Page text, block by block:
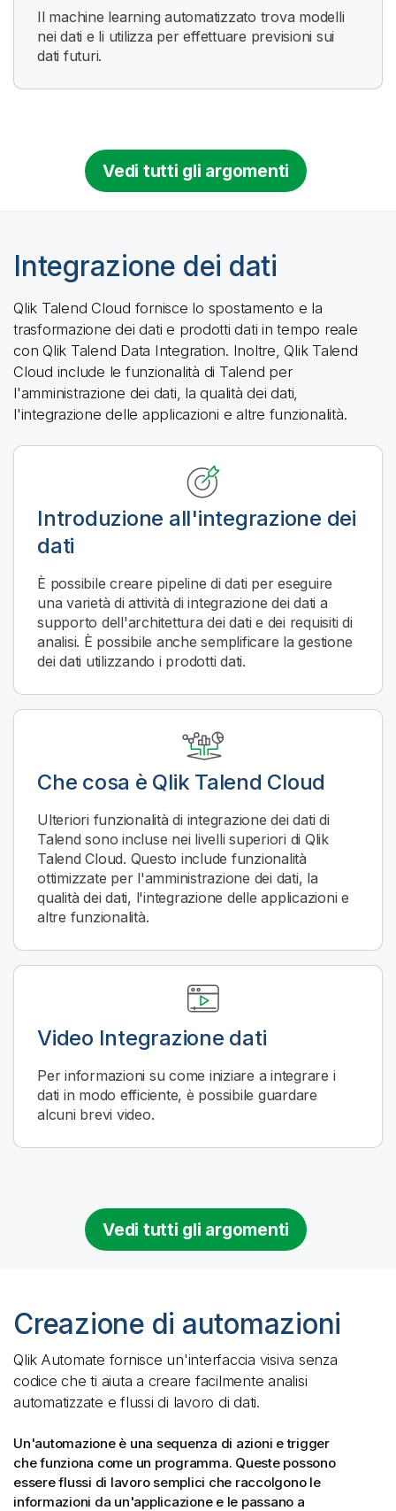
Il machine learning automatizzato trova modelli
nei dati e li utilizza per effettuare previsioni sui
dati futuri.
Vedi tutti gli argomenti
Integrazione dei dati
Qlik Talend Cloud fornisce lo spostamento e la
trasformazione dei dati e prodotti dati in tempo reale
con Qlik Talend Data Integration. Inoltre, Qlik Talend
Cloud include le funzionalità di Talend per
l'amministrazione dei dati, la qualità dei dati,
l'integrazione delle applicazioni e altre funzionalità.
Introduzione all'integrazione dei
dati
È possibile creare pipeline di dati per eseguire
una varietà di attività di integrazione dei dati a
supporto dell'architettura dei dati e dei requisiti di
analisi. È possibile anche semplificare la gestione
dei dati utilizzando i prodotti dati.
Che cosa è Qlik Talend Cloud
Ulteriori funzionalità di integrazione dei dati di
Talend sono incluse nei livelli superiori di Qlik
Talend Cloud. Questo include funzionalità
ottimizzate per l'amministrazione dei dati, la
qualità dei dati, l'integrazione delle applicazioni e
altre funzionalità.
Video Integrazione dati
Per informazioni su come iniziare a integrare i
dati in modo efficiente, è possibile guardare
alcuni brevi video.
Vedi tutti gli argomenti
Creazione di automazioni
Qlik Automate fornisce un'interfaccia visiva senza
codice che ti aiuta a creare facilmente analisi
automatizzate e flussi di lavoro di dati.
Un'automazione è una sequenza di azioni e trigger
che funziona come un programma. Queste possono
essere flussi di lavoro semplici che raccolgono le
informazioni da un'applicazione e le passano a